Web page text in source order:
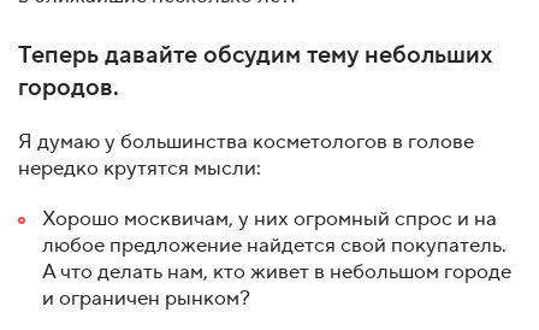
Теперь давайте обсудим тему небольших
городов.
Я думаю у большинства косметологов в голове
нередко крутятся мысли:
Хорошо москвичам, у них огромный спрос и на
любое предложение найдется свой покупатель.
А что делать нам, кто живет в небольшом городе
и ограничен рынком?